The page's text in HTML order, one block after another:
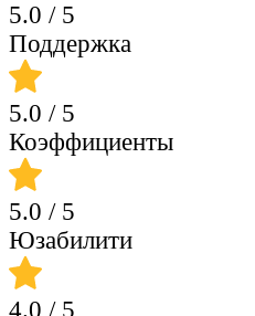
5.0 / 5
Поддержка
5.0 / 5
Коэффициенты
5.0 / 5
Юзабилити
4.0 / 5